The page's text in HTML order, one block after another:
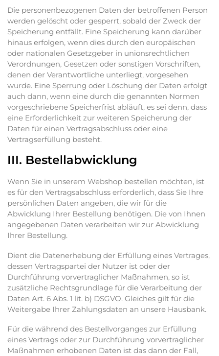
Die personenbezogenen Daten der betroffenen Person
werden gelöscht oder gesperrt, sobald der Zweck der
Speicherung entfällt. Eine Speicherung kann darüber
hinaus erfolgen, wenn dies durch den europäischen
oder nationalen Gesetzgeber in unionsrechtlichen
Verordnungen, Gesetzen oder sonstigen Vorschriften,
denen der Verantwortliche unterliegt, vorgesehen
wurde. Eine Sperrung oder Löschung der Daten erfolgt
auch dann, wenn eine durch die genannten Normen
vorgeschriebene Speicherfrist abläuft, es sei denn, dass
eine Erforderlichkeit zur weiteren Speicherung der
Daten für einen Vertragsabschluss oder eine
Vertragserfüllung besteht.
III. Bestellabwicklung
Wenn Sie in unserem Webshop bestellen möchten, ist
es für den Vertragsabschluss erforderlich, dass Sie Ihre
persönlichen Daten angeben, die wir für die
Abwicklung Ihrer Bestellung benötigen. Die von Ihnen
angegebenen Daten verarbeiten wir zur Abwicklung
Ihrer Bestellung.
Dient die Datenerhebung der Erfüllung eines Vertrages,
dessen Vertragspartei der Nutzer ist oder der
Durchführung vorvertraglicher Maßnahmen, so ist
zusätzliche Rechtsgrundlage für die Verarbeitung der
Daten Art. 6 Abs. 1 lit. b) DSGVO. Gleiches gilt für die
Weitergabe Ihrer Zahlungsdaten an unsere Hausbank.
Für die während des Bestellvorganges zur Erfüllung
eines Vertrags oder zur Durchführung vorvertraglicher
Maßnahmen erhobenen Daten ist das dann der Fall,